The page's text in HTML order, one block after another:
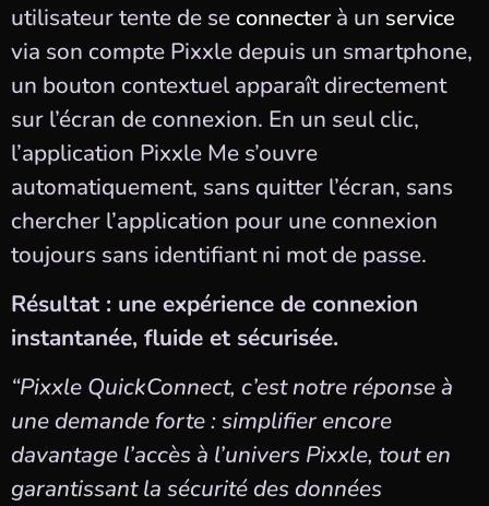
utilisateur tente de se connecter à un service
via son compte Pixxle depuis un smartphone,
un bouton contextuel apparaît directement
sur l’écran de connexion. En un seul clic,
l’application Pixxle Me s’ouvre
automatiquement, sans quitter l’écran, sans
chercher l’application pour une connexion
toujours sans identifiant ni mot de passe.
Résultat : une expérience de connexion
instantanée, fluide et sécurisée.
“Pixxle QuickConnect, c’est notre réponse à
une demande forte : simplifier encore
davantage l’accès à l’univers Pixxle, tout en
garantissant la sécurité des données